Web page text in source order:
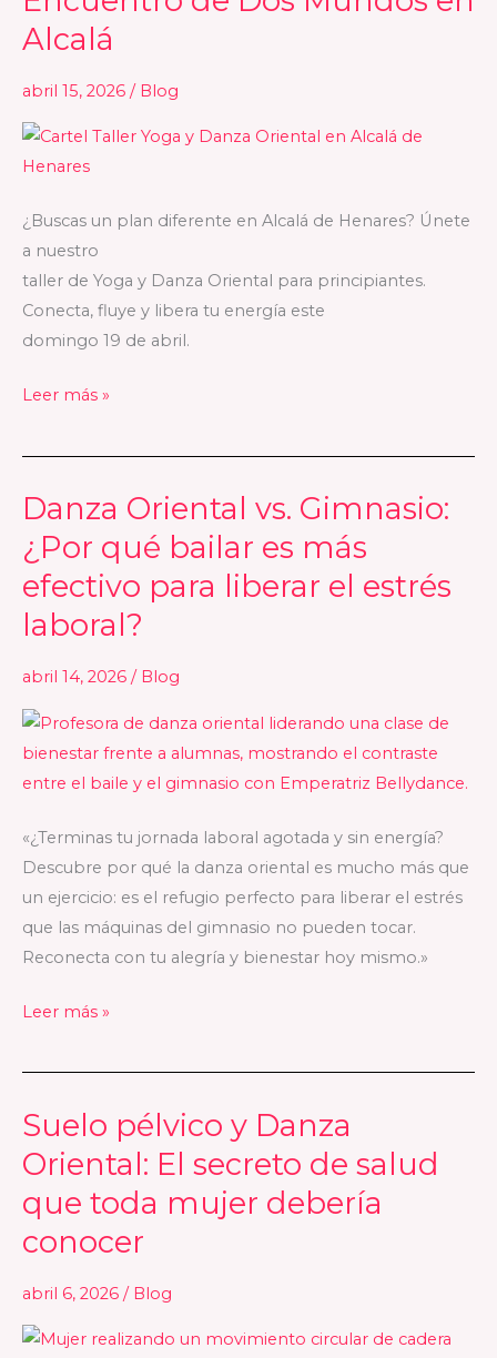
Alcalá
abril 15, 2026 / Blog
¿Buscas un plan diferente en Alcalá de Henares? Únete
a nuestro
taller de Yoga y Danza Oriental para principiantes.
Conecta, fluye y libera tu energía este
domingo 19 de abril.
Danza
Oriental:
Encuentro
de
Dos
en
Alcalá
Leer más »
Danza Oriental vs. Gimnasio:
¿Por qué bailar es más
efectivo para liberar el estrés
laboral?
abril 14, 2026 / Blog
«¿Terminas tu jornada laboral agotada y sin energía?
Descubre por qué la danza oriental es mucho más que
un ejercicio: es el refugio perfecto para liberar el estrés
que las máquinas del gimnasio no pueden tocar.
Reconecta con tu alegría y bienestar hoy mismo.»
Danza
Oriental
vs.
Gimnasio:
¿Por
bailar
es
más
efectivo
liberar
el
estrés
laboral?
Leer más »
Suelo pélvico y Danza
Oriental: El secreto de salud
que toda mujer debería
conocer
abril 6, 2026 / Blog
Suelo
pélvico
y
Danza
Oriental:
secreto
de